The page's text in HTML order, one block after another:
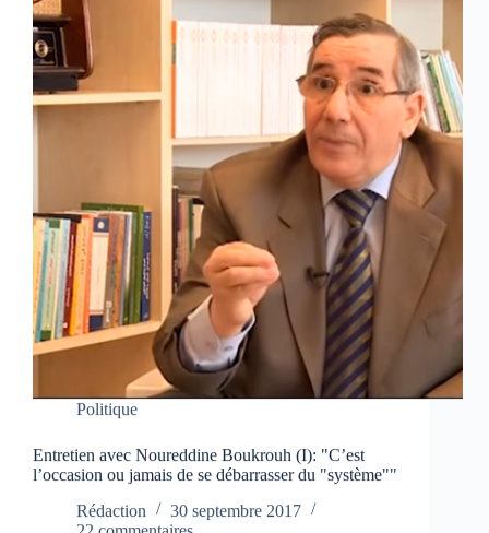
Politique
Entretien avec Noureddine Boukrouh (I): "C’est
l’occasion ou jamais de se débarrasser du "système""
Rédaction
30 septembre 2017